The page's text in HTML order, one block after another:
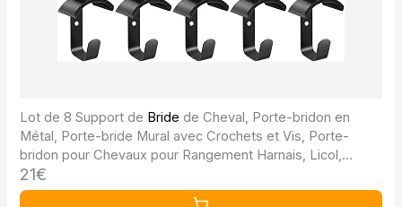
Lot de 8 Support de Bride de Cheval, Porte-bridon en
Métal, Porte-bride Mural avec Crochets et Vis, Porte-
bridon pour Chevaux pour Rangement Harnais, Licol,
Équipement Équestre
21€